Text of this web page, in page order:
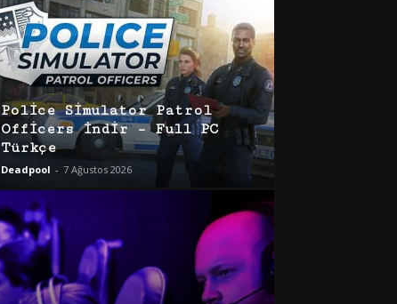
Police Simulator Patrol
Officers İndir – Full PC
Türkçe
Deadpool - 7 Ağustos 2026